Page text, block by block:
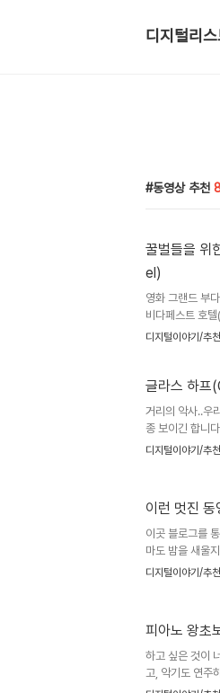
디지털리
동영상 추천
꿀벌들을
el)
영화 그랜드 부
비다페스트 호
놀라지 않을 수
본 건 이를 제작
생각을 했었는데
디지털이야기/추
글라스 하프
거리의 악사..우
종 보이긴 합니
여지도 없는 것
죠. 이미지 출
이전에 부럽다
디지털이야기/추
이런 멋진 동
이곳 블로그를
마도 밤을 새울
동영상을 마음
오 녹화라는 기
수에 불과했고,
디지털이야기/추
피아노 왕초
하고 싶은 것이
고, 악기도 연주
건강도 챙기고,